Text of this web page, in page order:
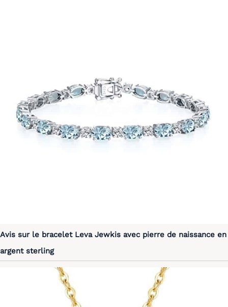
Avis sur le bracelet Leva Jewkis avec pierre de naissance en
argent sterling